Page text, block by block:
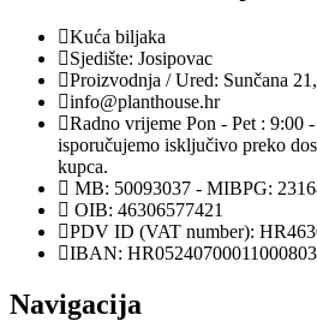
Kuća biljaka
Sjedište: Josipovac
Proizvodnja / Ured: Sunčana
info@planthouse.hr
Radno vrijeme Pon - Pet : 9:00
isporučujemo isključivo preko
kupca.
MB: 50093037 - MIBPG:
OIB: 46306577421
PDV ID (VAT number):
IBAN:
Navigacija